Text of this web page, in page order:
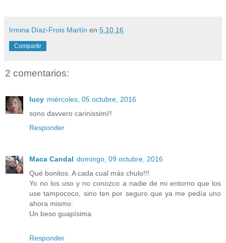
Irmina Díaz-Frois Martín en 5.10.16
Compartir
2 comentarios:
lucy miércoles, 05 octubre, 2016
sono davvero carinissimi!!
Responder
Maca Candal domingo, 09 octubre, 2016
Qué bonitos. A cada cual más chulo!!!
Yo no los uso y no conozco a nadie de mi entorno que los
use tampococo, sino ten por seguro que ya me pedía uno
ahora mismo.
Un beso guapísima
Responder